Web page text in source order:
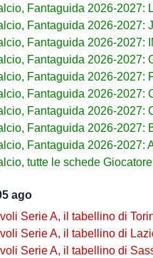
Fantaguida 2026-2027:
Fantaguida 2026-2027:
Fantaguida 2026-2027:
Fantaguida 2026-2027:
Fantaguida 2026-2027:
Fantaguida 2026-2027:
Fantaguida 2026-2027:
Fantaguida 2026-2027:
Fantaguida 2026-2027:
tutte le schede
ago
Serie A, il tabellino di
Serie A, il tabellino di
Serie A, il tabellino di